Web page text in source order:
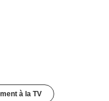
à la TV